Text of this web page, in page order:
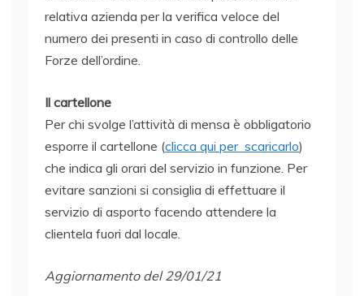
relativa azienda per la verifica veloce del
numero dei presenti in caso di controllo delle
Forze dell’ordine.
Il cartellone
Per chi svolge l’attività di mensa è obbligatorio
esporre il cartellone (clicca qui per scaricarlo)
che indica gli orari del servizio in funzione. Per
evitare sanzioni si consiglia di effettuare il
servizio di asporto facendo attendere la
clientela fuori dal locale.
Aggiornamento del 29/01/21